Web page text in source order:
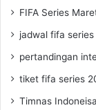
FIFA Series
jadwal fifa
pertandingan
tiket fifa series
Timnas Indoneisa